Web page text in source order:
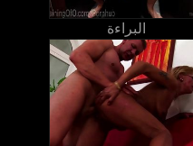
البراءة